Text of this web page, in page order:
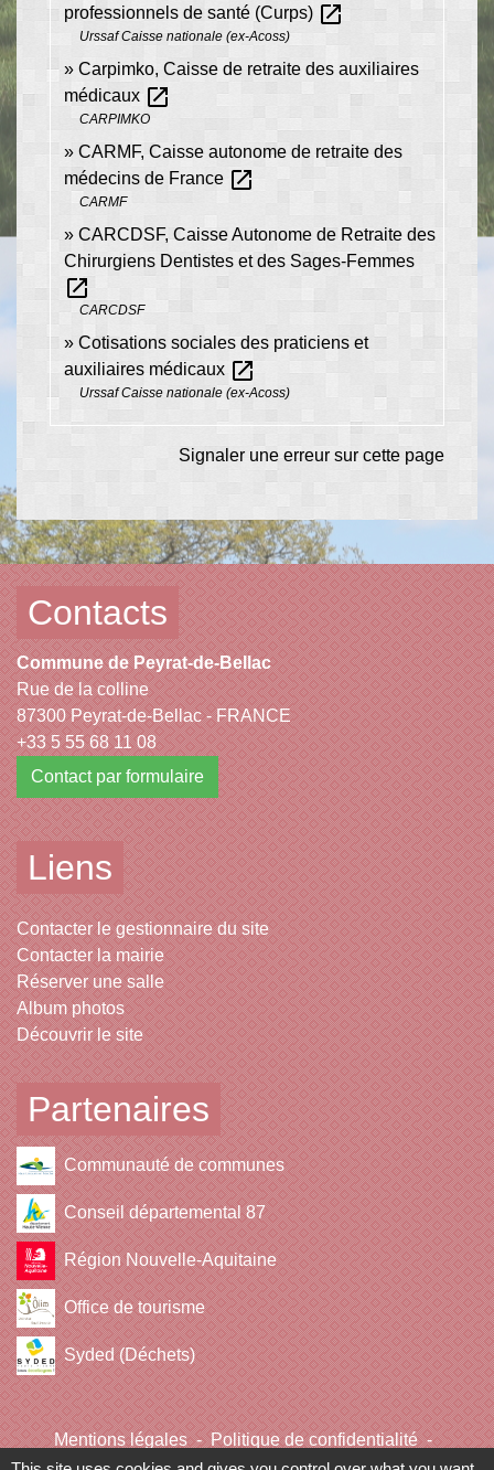
professionnels de santé (Curps) open_in_new
Urssaf Caisse nationale (ex-Acoss)
Carpimko, Caisse de retraite des auxiliaires
médicaux open_in_new
CARPIMKO
CARMF, Caisse autonome de retraite des
médecins de France open_in_new
CARMF
CARCDSF, Caisse Autonome de Retraite des
Chirurgiens Dentistes et des Sages-Femmes
open_in_new
CARCDSF
Cotisations sociales des praticiens et
auxiliaires médicaux open_in_new
Urssaf Caisse nationale (ex-Acoss)
Signaler une erreur sur cette page
Contacts
Commune de Peyrat-de-Bellac
Rue de la colline
87300 Peyrat-de-Bellac - FRANCE
+33 5 55 68 11 08
Contact par formulaire
Liens
Contacter le gestionnaire du site
Contacter la mairie
Réserver une salle
Album photos
Découvrir le site
Partenaires
Communauté de communes
Conseil départemental 87
Région Nouvelle-Aquitaine
Office de tourisme
Syded (Déchets)
Mentions légales - Politique de confidentialité -